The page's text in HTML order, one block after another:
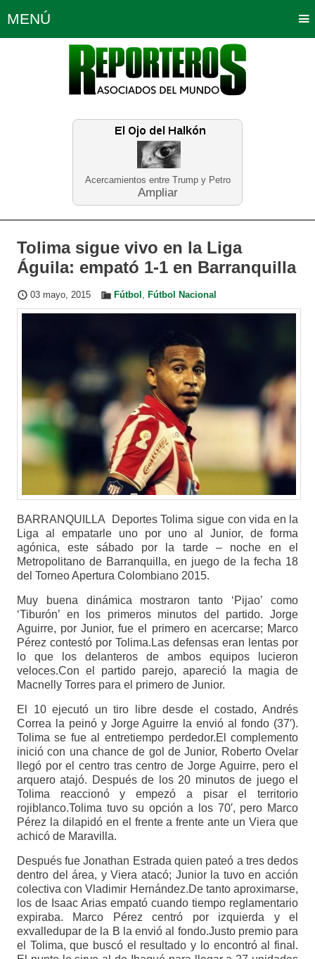
Acercamientos entre Trump y Petro
Ampliar
MENÚ
Política Opinión Bogotá
Planeta Tierra Deportes
Educación Neira
Tolima sigue vivo en la Liga
Águila: empató 1-1 en Barranquilla
03 mayo, 2015 Fútbol , Fútbol Nacional
BARRANQUILLA Deportes Tolima sigue con vida en la
Liga al empatarle uno por uno al Junior, de forma
agónica, este sábado por la tarde – noche en el
Metropolitano de Barranquilla, en juego de la fecha 18
del Torneo Apertura Colombiano 2015.
Muy buena dinámica mostraron tanto ‘Pijao’ como
‘Tiburón’ en los primeros minutos del partido. Jorge
Aguirre, por Junior, fue el primero en acercarse; Marco
Pérez contestó por Tolima.Las defensas eran lentas por
lo que los delanteros de ambos equipos lucieron
veloces.Con el partido parejo, apareció la magia de
Macnelly Torres para el primero de Junior.
El 10 ejecutó un tiro libre desde el costado, Andrés
Correa la peinó y Jorge Aguirre la envió al fondo (37′).
Tolima se fue al entretiempo perdedor.El complemento
inició con una chance de gol de Junior, Roberto Ovelar
llegó por el centro tras centro de Jorge Aguirre, pero el
arquero atajó. Después de los 20 minutos de juego el
Tolima reaccionó y empezó a pisar el territorio
rojiblanco.Tolima tuvo su opción a los 70′, pero Marco
Pérez la dilapidó en el frente a frente ante un Viera que
achicó de Maravilla.
Después fue Jonathan Estrada quien pateó a tres dedos
dentro del área, y Viera atacó; Junior la tuvo en acción
colectiva con Vladimir Hernández.De tanto aproximarse,
los de Isaac Arias empató cuando tiempo reglamentario
expiraba. Marco Pérez centró por izquierda y el
exvalledupar de la B la envió al fondo.Justo premio para
el Tolima, que buscó el resultado y lo encontró al final.